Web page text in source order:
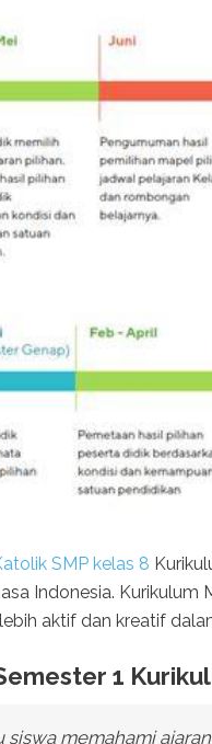
SMP kelas 8
Indonesia. Kurikulum
aktif dan kreatif
1
memahami